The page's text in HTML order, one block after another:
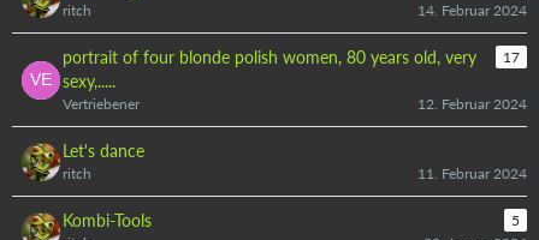
ritch
14. Februar 2024
portrait of four blonde polish women, 80 years old, very
sexy,.....
17
Vertriebener 12. Februar 2024
Let's dance
ritch 11. Februar 2024
Kombi-Tools
5